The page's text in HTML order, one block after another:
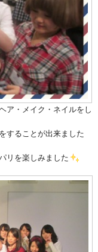
ア・メイク・ネイルをし
することが出来ました
リを楽しみました